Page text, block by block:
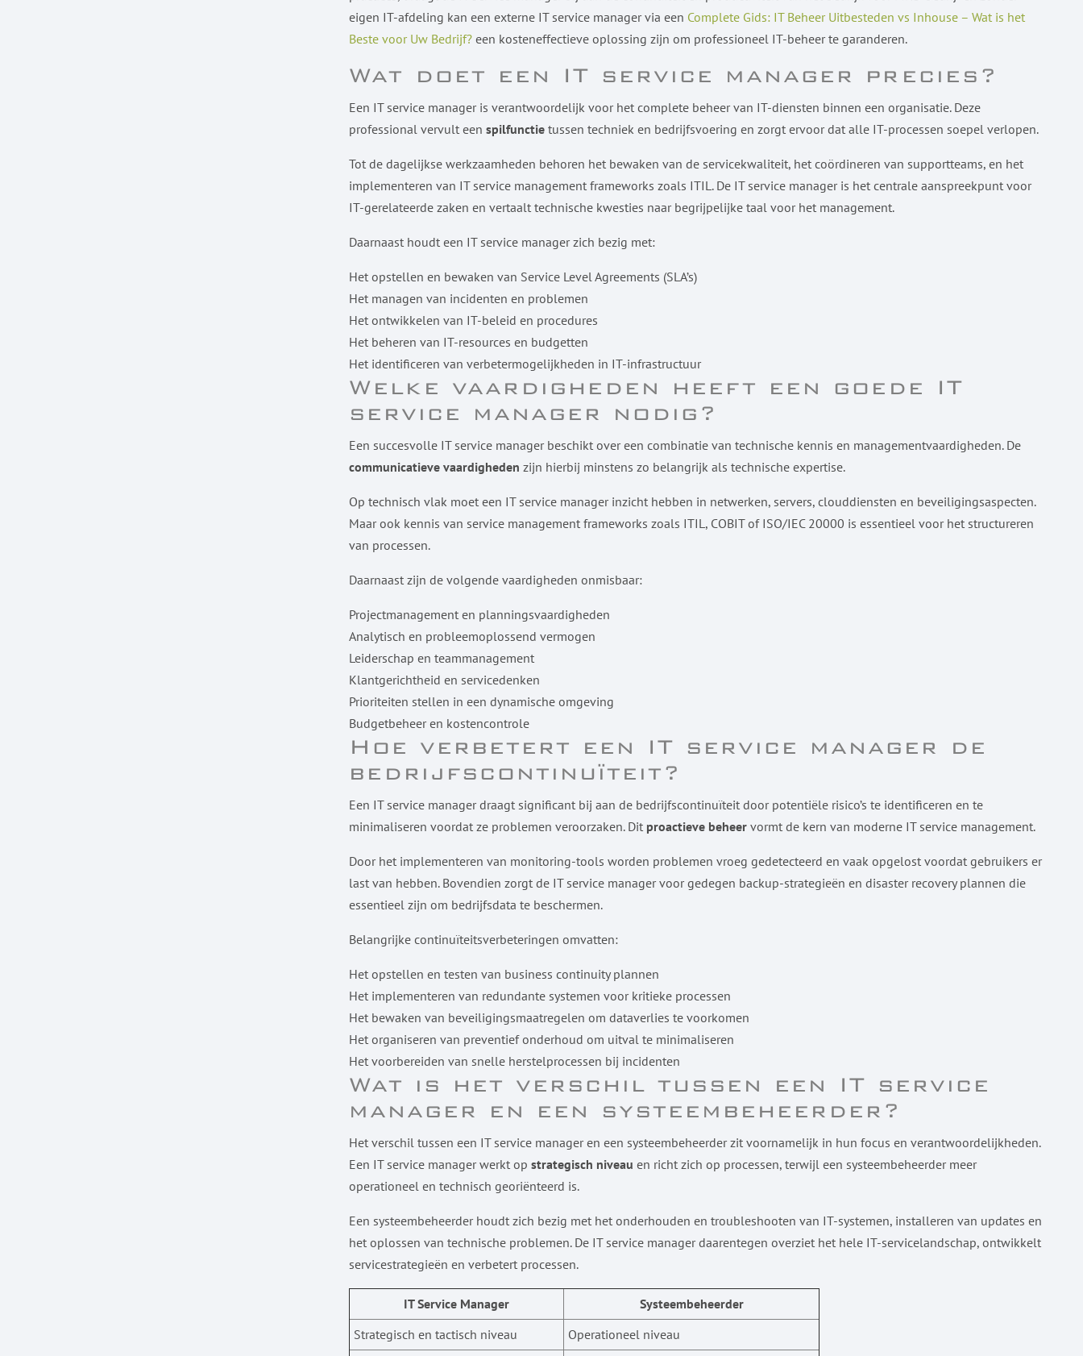
eigen IT-afdeling kan een externe IT service manager via een Complete Gids: IT Beheer Uitbesteden vs Inhouse – Wat is het
Beste voor Uw Bedrijf? een kosteneffectieve oplossing zijn om professioneel IT-beheer te garanderen.
Wat doet een IT service manager precies?
Een IT service manager is verantwoordelijk voor het complete beheer van IT-diensten binnen een organisatie. Deze
professional vervult eenspilfunctie tussen techniek en bedrijfsvoering en zorgt ervoor dat alle IT-processen soepel verlopen.
Tot de dagelijkse werkzaamheden behoren het bewaken van de servicekwaliteit, het coördineren van supportteams, en het
implementeren van IT service management frameworks zoals ITIL. De IT service manager is het centrale aanspreekpunt voor
IT-gerelateerde zaken en vertaalt technische kwesties naar begrijpelijke taal voor het management.
Daarnaast houdt een IT service manager zich bezig met:
Het opstellen en bewaken van Service Level Agreements (SLA’s)
Het managen van incidenten en problemen
Het ontwikkelen van IT-beleid en procedures
Het beheren van IT-resources en budgetten
Het identificeren van verbetermogelijkheden in IT-infrastructuur
Welke vaardigheden heeft een goede IT
service manager nodig?
Een succesvolle IT service manager beschikt over een combinatie van technische kennis en managementvaardigheden. De
communicatieve vaardigheden zijn hierbij minstens zo belangrijk als technische expertise.
Op technisch vlak moet een IT service manager inzicht hebben in netwerken, servers, clouddiensten en beveiligingsaspecten.
Maar ook kennis van service management frameworks zoals ITIL, COBIT of ISO/IEC 20000 is essentieel voor het structureren
van processen.
Daarnaast zijn de volgende vaardigheden onmisbaar:
Projectmanagement en planningsvaardigheden
Analytisch en probleemoplossend vermogen
Leiderschap en teammanagement
Klantgerichtheid en servicedenken
Prioriteiten stellen in een dynamische omgeving
Budgetbeheer en kostencontrole
Hoe verbetert een IT service manager de
bedrijfscontinuïteit?
Een IT service manager draagt significant bij aan de bedrijfscontinuïteit door potentiële risico’s te identificeren en te
minimaliseren voordat ze problemen veroorzaken. Dit proactieve beheer vormt de kern van moderne IT service management.
Door het implementeren van monitoring-tools worden problemen vroeg gedetecteerd en vaak opgelost voordat gebruikers er
last van hebben. Bovendien zorgt de IT service manager voor gedegen backup-strategieën en disaster recovery plannen die
essentieel zijn om bedrijfsdata te beschermen.
Belangrijke continuïteitsverbeteringen omvatten:
Het opstellen en testen van business continuity plannen
Het implementeren van redundante systemen voor kritieke processen
Het bewaken van beveiligingsmaatregelen om dataverlies te voorkomen
Het organiseren van preventief onderhoud om uitval te minimaliseren
Het voorbereiden van snelle herstelprocessen bij incidenten
Wat is het verschil tussen een IT service
manager en een systeembeheerder?
Het verschil tussen een IT service manager en een systeembeheerder zit voornamelijk in hun focus en verantwoordelijkheden.
Een IT service manager werkt opstrategisch niveau en richt zich op processen, terwijl een systeembeheerder meer
operationeel en technisch georiënteerd is.
Een systeembeheerder houdt zich bezig met het onderhouden en troubleshooten van IT-systemen, installeren van updates en
het oplossen van technische problemen. De IT service manager daarentegen overziet het hele IT-servicelandschap, ontwikkelt
servicestrategieën en verbetert processen.
IT Service Manager
Systeembeheerder
Strategisch en tactisch niveau
Operationeel niveau